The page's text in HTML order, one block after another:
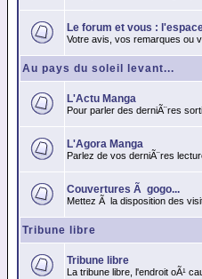
Le forum et vous :
Votre avis, vos remarques ou
Au pays du soleil levant...
L'Actu Manga
Pour parler des derniÃ¨res
L'Agora Manga
Parlez de vos derniÃ¨res
Couvertures Ã gogo...
Mettez Ã la disposition des
Tribune libre
Tribune libre
La tribune libre, l'endroit oÃ¹